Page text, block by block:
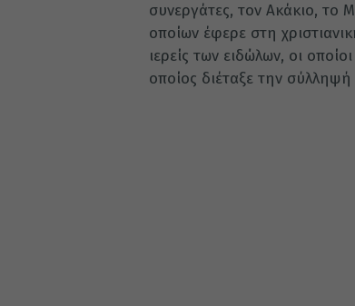
συνεργάτες, τον Ακάκιο, το
οποίων έφερε στη
ιερείς των ειδώλων, οι
οποίος διέταξε την σύλληψή